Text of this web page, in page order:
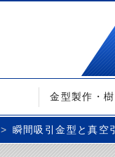
金型製作・
瞬間吸引金型と真